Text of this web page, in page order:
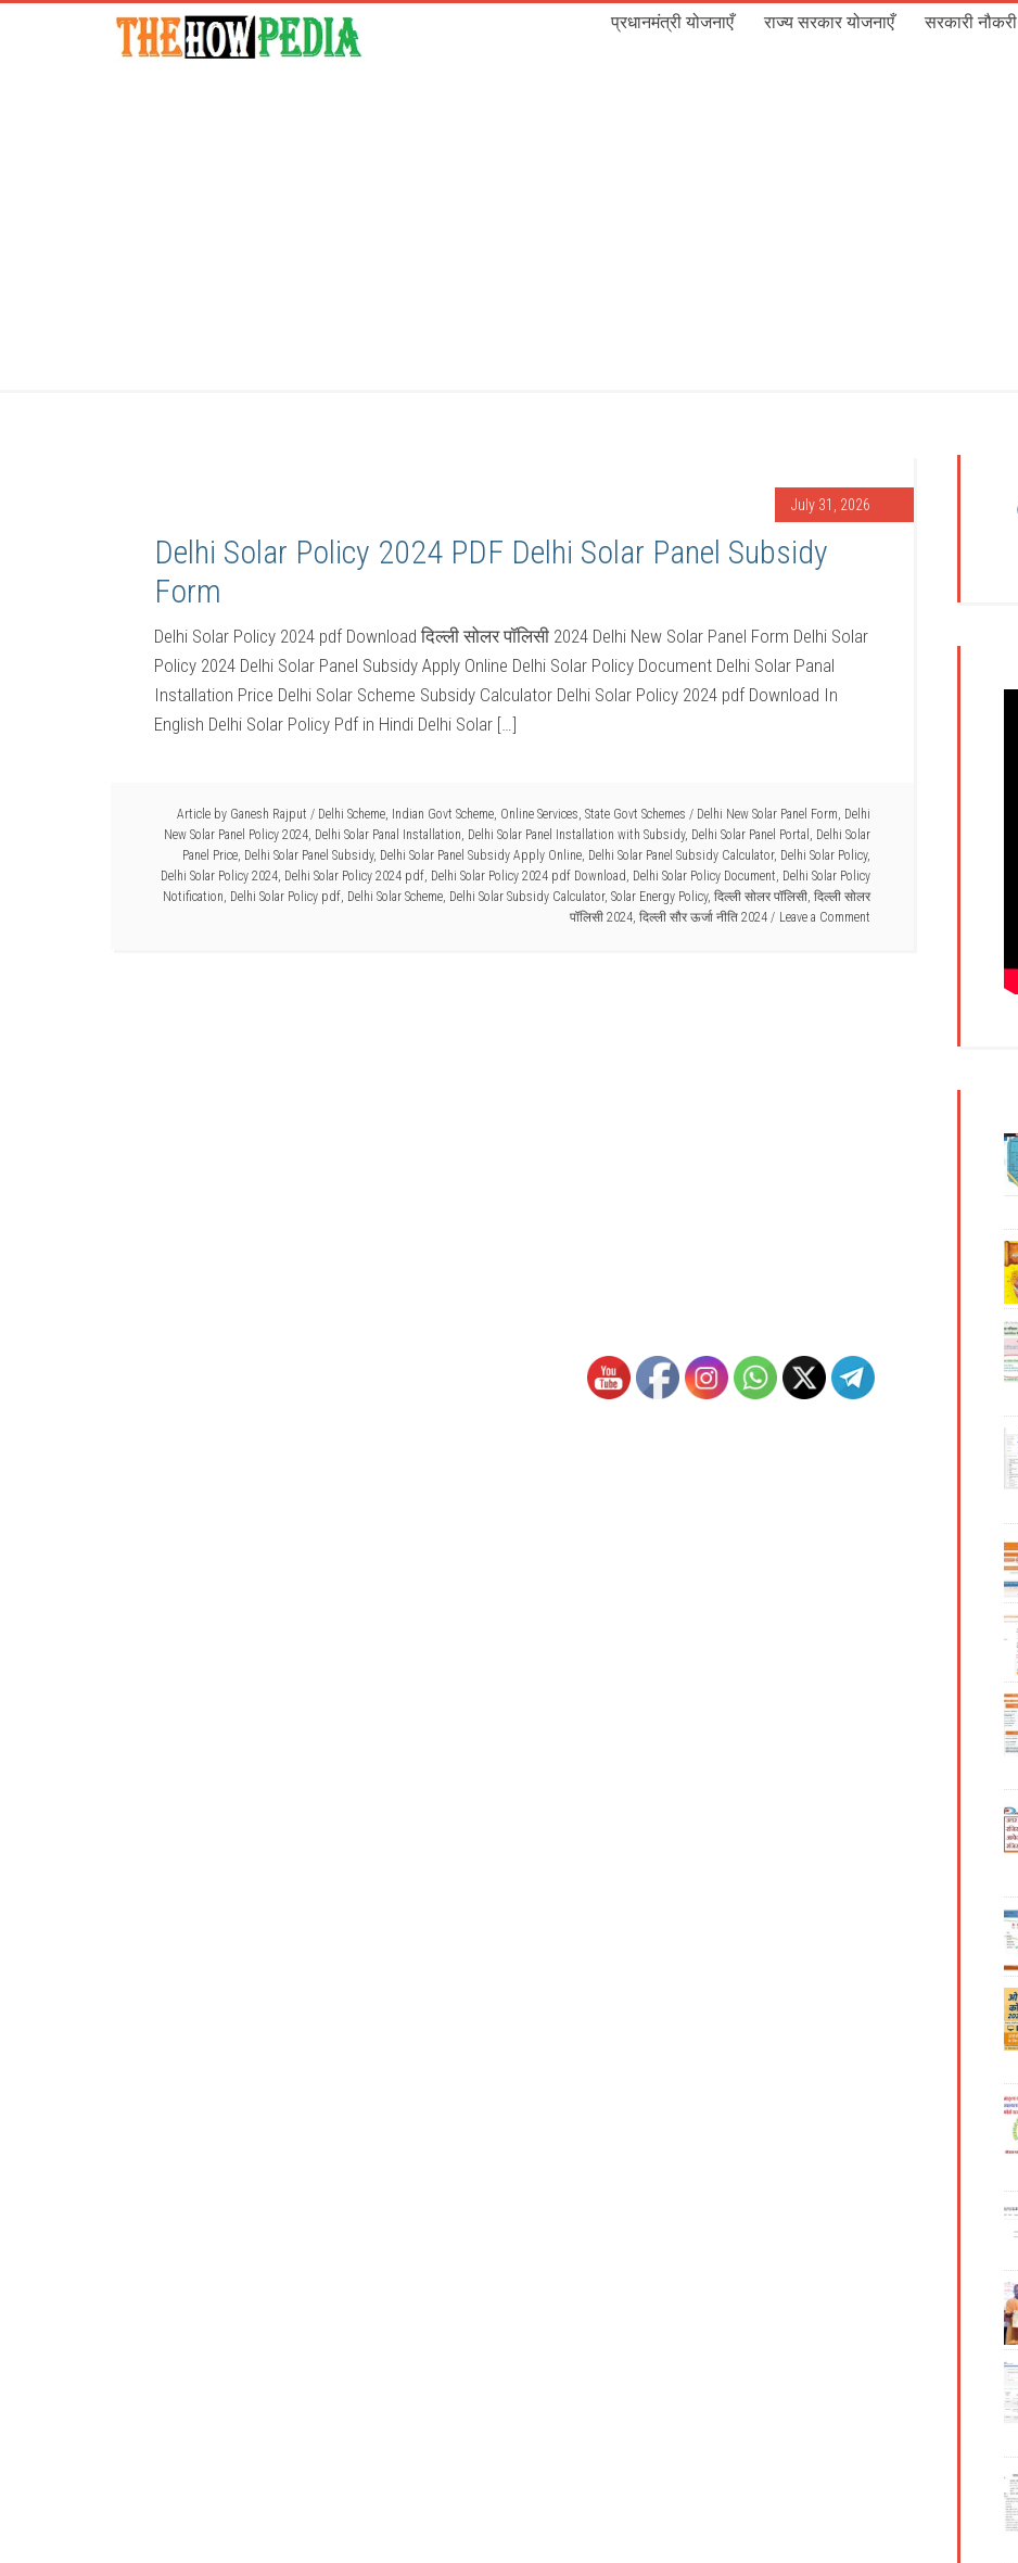
प्रधानमंत्री योजनाएँ राज्य सरकार योजनाएँ सरकारी नौकरी
July 31, 2026
Delhi Solar Policy 2024 PDF Delhi Solar Panel Subsidy
Form
Delhi Solar Policy 2024 pdf Download दिल्ली सोलर पॉलिसी 2024 Delhi New Solar Panel Form Delhi Solar
Policy 2024 Delhi Solar Panel Subsidy Apply Online Delhi Solar Policy Document Delhi Solar Panal
Installation Price Delhi Solar Scheme Subsidy Calculator Delhi Solar Policy 2024 pdf Download In
English Delhi Solar Policy Pdf in Hindi Delhi Solar […]
Article by Ganesh Rajput / Delhi Scheme, Indian Govt Scheme, Online Services, State Govt Schemes / Delhi New Solar Panel Form, Delhi
New Solar Panel Policy 2024, Delhi Solar Panal Installation, Delhi Solar Panel Installation with Subsidy, Delhi Solar Panel Portal , Delhi Solar
Panel Price, Delhi Solar Panel Subsidy, Delhi Solar Panel Subsidy Apply Online, Delhi Solar Panel Subsidy Calculator, Delhi Solar Policy,
Delhi Solar Policy 2024, Delhi Solar Policy 2024 pdf, Delhi Solar Policy 2024 pdf Download, Delhi Solar Policy Document, Delhi Solar Policy
Notification, Delhi Solar Policy pdf, Delhi Solar Scheme, Delhi Solar Subsidy Calculator, Solar Energy Policy, दिल्ली सोलर पॉलिसी, दिल्ली सोलर
पॉलिसी 2024, दिल्ली सौर ऊर्जा नीति 2024 Leave a Comment